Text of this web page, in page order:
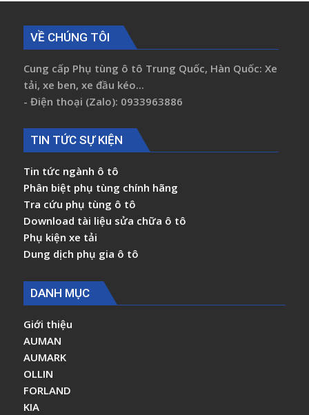
VỀ CHÚNG TÔI
Cung cấp Phụ tùng ô tô Trung Quốc, Hàn Quốc: Xe
tải, xe ben, xe đầu kéo...
- Điện thoại (Zalo): 0933963886
TIN TỨC SỰ KIỆN
Tin tức ngành ô tô
Phân biệt phụ tùng chính hãng
Tra cứu phụ tùng ô tô
Download tài liệu sửa chữa ô tô
Phụ kiện xe tải
Dung dịch phụ gia ô tô
DANH MỤC
Giới thiệu
AUMAN
AUMARK
OLLIN
FORLAND
KIA